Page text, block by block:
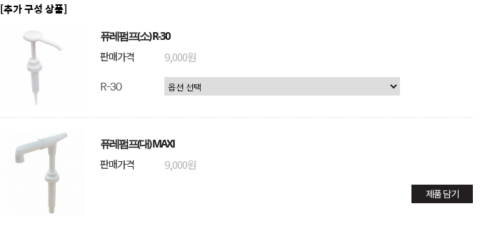
[추가 구성 상품]
퓨레펌프(소) R-30
판매가격
9,000원
R-30
퓨레펌프(대) MAXI
판매가격
9,000원
제품 담기